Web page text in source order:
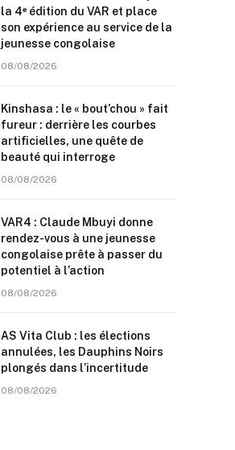
la 4ᵉ édition du VAR et place
son expérience au service de la
jeunesse congolaise
08/08/2026
Kinshasa : le « bout’chou » fait
fureur : derrière les courbes
artificielles, une quête de
beauté qui interroge
08/08/2026
VAR4 : Claude Mbuyi donne
rendez-vous à une jeunesse
congolaise prête à passer du
potentiel à l’action
08/08/2026
AS Vita Club : les élections
annulées, les Dauphins Noirs
plongés dans l’incertitude
08/08/2026